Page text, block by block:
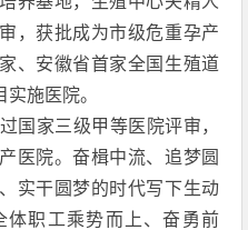
，获批成为市级危重孕产
、安徽省首家全国生殖道
施医院。
国家三级甲等医院评审，
医院。奋楫中流、追梦圆
实干圆梦的时代写下生动
体职工乘势而上、奋勇前